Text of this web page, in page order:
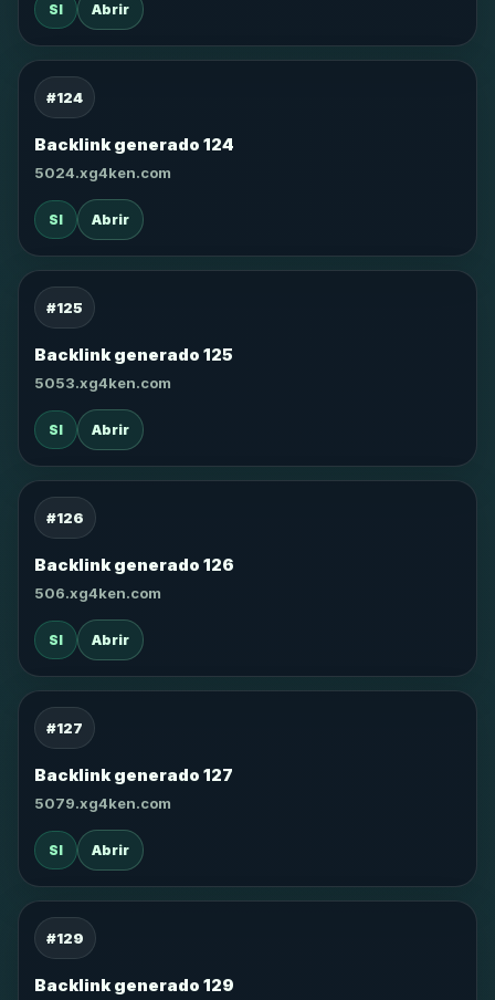
SI Abrir
#124
Backlink generado 124
5024.xg4ken.com
SI Abrir
#125
Backlink generado 125
5053.xg4ken.com
SI Abrir
#126
Backlink generado 126
506.xg4ken.com
SI Abrir
#127
Backlink generado 127
5079.xg4ken.com
SI Abrir
#129
Backlink generado 129